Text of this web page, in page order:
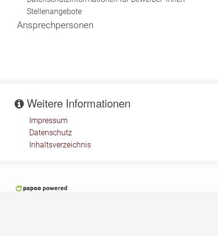
Stellenangebote
Ansprechpersonen
Weitere Informationen
Impressum
Datenschutz
Inhaltsverzeichnis